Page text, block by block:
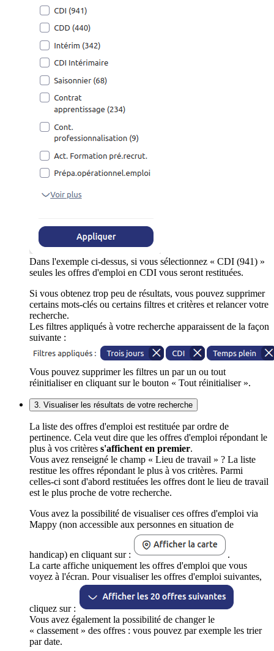
Dans l'exemple ci-dessus, si vous sélectionnez « CDI (941) »
seules les offres d'emploi en CDI vous seront restituées.
Si vous obtenez trop peu de résultats, vous pouvez supprimer
certains mots-clés ou certains filtres et critères et relancer votre
recherche.
Les filtres appliqués à votre recherche apparaissent de la façon
suivante :
Vous pouvez supprimer les filtres un par un ou tout
réinitialiser en cliquant sur le bouton « Tout réinitialiser ».
3. Visualiser les résultats de votre recherche
La liste des offres d'emploi est restituée par ordre de
pertinence. Cela veut dire que les offres d'emploi répondant le
plus à vos critères s'affichent en premier.
Vous avez renseigné le champ « Lieu de travail » ? La liste
restitue les offres répondant le plus à vos critères. Parmi
celles-ci sont d'abord restituées les offres dont le lieu de travail
est le plus proche de votre recherche.
Vous avez la possibilité de visualiser ces offres d'emploi via
Mappy (non accessible aux personnes en situation de
handicap) en cliquant sur :
.
La carte affiche uniquement les offres d'emploi que vous
voyez à l'écran. Pour visualiser les offres d'emploi suivantes,
cliquez sur :
Vous avez également la possibilité de changer le
« classement » des offres : vous pouvez par exemple les trier
par date.